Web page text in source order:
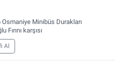
Minibüs Durakları
Fırını karşısı
Al